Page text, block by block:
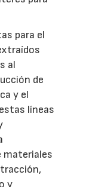
para el
al
de
y el
líneas
materiales